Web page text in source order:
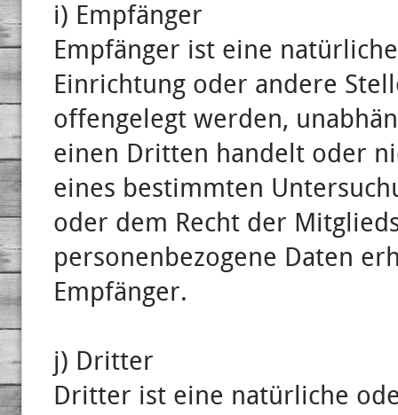
i) Empfänger
Empfänger ist eine
Einrichtung oder andere
offengelegt werden,
einen Dritten handelt oder
eines bestimmten
oder dem Recht der
personenbezogene Daten
Empfänger.
j) Dritter
Dritter ist eine natürliche